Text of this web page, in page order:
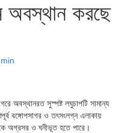
অবস্থান করছে
অবস্থানরত সুস্পষ্ট লঘুচাপটি সামান্য
বঙ্গোপসাগর ও তৎসংলগ্ন এলাকায়
অগ্রসর ও ঘনীভূত হতে পারে।